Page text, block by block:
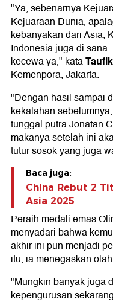
"Ya, sebenarnya
Kejuaraan Dunia,
kebanyakan dari Asia,
Indonesia juga di
kecewa ya," kata
Kemenpora, Jakarta.
"Dengan hasil sampai
kekalahan
tunggal putra Jonatan
makanya setelah ini
tutur sosok yang juga
Baca juga:
China Rebut 2
Asia 2025
Peraih medali emas
menyadari bahwa
akhir ini pun menjadi
itu, ia menegaskan
"Mungkin banyak juga
kepengurusan